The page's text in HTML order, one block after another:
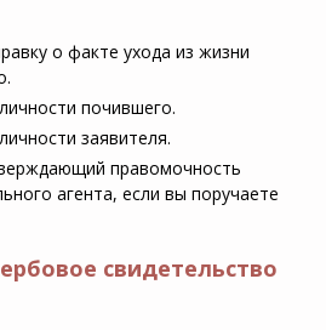
о факте ухода из жизни
почившего.
заявителя.
правомочность
агента, если вы поручаете
свидетельство